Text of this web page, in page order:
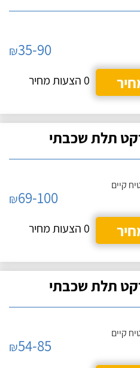
₪35-90
0 הצעות מחיר
תלת שכבתי
קיים
₪69-100
0 הצעות מחיר
תלת שכבתי
קיים
₪54-85